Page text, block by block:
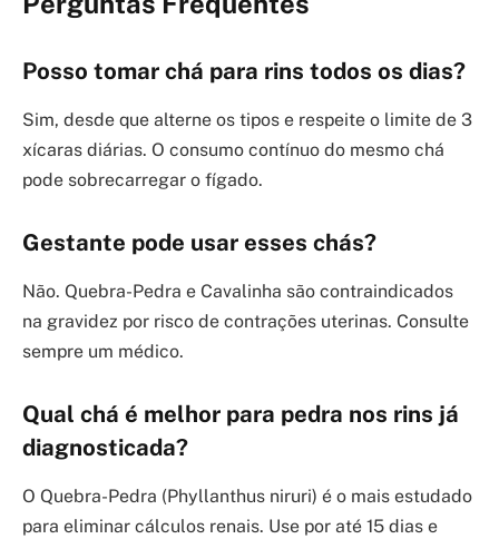
Posso tomar chá para rins todos os dias?
Sim, desde que alterne os tipos e respeite o limite de 3
xícaras diárias. O consumo contínuo do mesmo chá
pode sobrecarregar o fígado.
Gestante pode usar esses chás?
Não. Quebra-Pedra e Cavalinha são contraindicados
na gravidez por risco de contrações uterinas. Consulte
sempre um médico.
Qual chá é melhor para pedra nos rins já
diagnosticada?
O Quebra-Pedra (Phyllanthus niruri) é o mais estudado
para eliminar cálculos renais. Use por até 15 dias e